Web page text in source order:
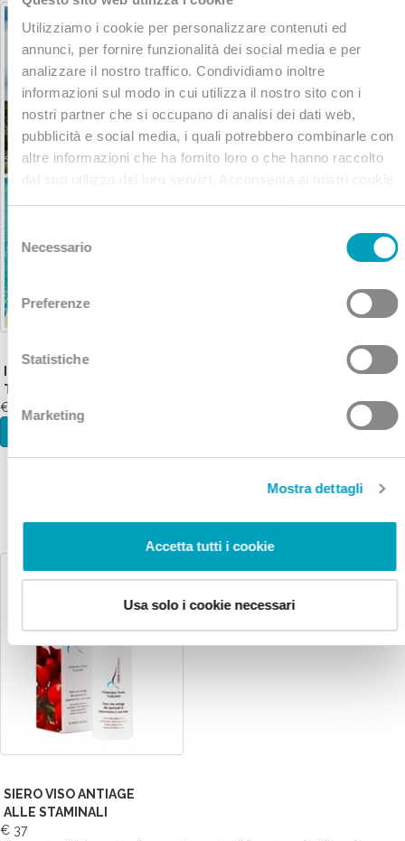
Utilizziamo i cookie per personalizzare contenuti ed
annunci, per fornire funzionalità dei social media e per
analizzare il nostro traffico. Condividiamo inoltre
informazioni sul modo in cui utilizza il nostro sito con i
nostri partner che si occupano di analisi dei dati web,
pubblicità e social media, i quali potrebbero combinarle con
altre informazioni che ha fornito loro o che hanno raccolto
Selezione
del
consenso
Necessario
Preferenze
Statistiche
Marketing
Mostra dettagli
Accetta tutti i cookie
Usa solo i cookie necessari
THEIA
€ 15
SIERO VISO ANTIAGE
ALLE STAMINALI
€ 37